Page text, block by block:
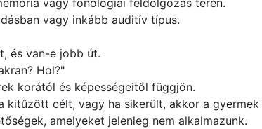
vagy fonológiai feldolgozás terén.
vagy inkább auditív típus.
és van-e jobb út.
Hol?"
korától és képességeitől függjön.
kitűzött célt, vagy ha sikerült, akkor a
amelyeket jelenleg nem alkalmazunk.